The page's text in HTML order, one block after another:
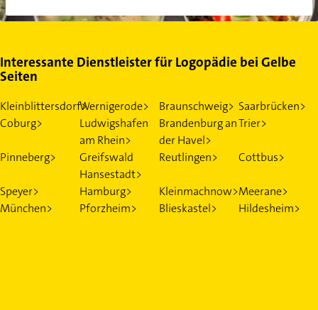
Interessante Dienstleister für Logopädie bei Gelbe
Seiten
Kleinblittersdorf>Wernigerode> Braunschweig> Saarbrücken>
Coburg>
Ludwigshafen
am Rhein>
Brandenburg an
der Havel>
Trier>
Pinneberg>
Greifswald
Hansestadt>
Reutlingen> Cottbus>
Speyer> Hamburg> Kleinmachnow>Meerane>
München>
Pforzheim> Blieskastel> Hildesheim>